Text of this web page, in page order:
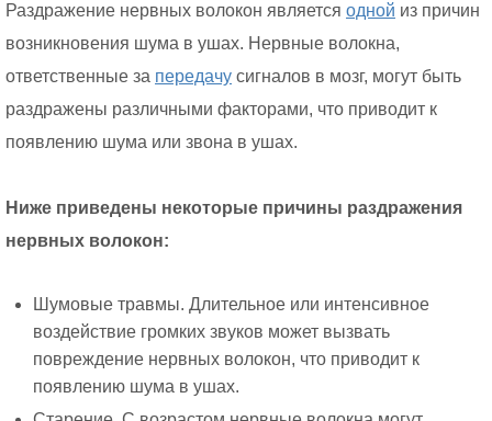
Раздражение нервных волокон является одной из причин
возникновения шума в ушах. Нервные волокна,
ответственные за передачу сигналов в мозг, могут быть
раздражены различными факторами, что приводит к
появлению шума или звона в ушах.
Ниже приведены некоторые причины раздражения
нервных волокон:
Шумовые травмы. Длительное или интенсивное
воздействие громких звуков может вызвать
повреждение нервных волокон, что приводит к
появлению шума в ушах.